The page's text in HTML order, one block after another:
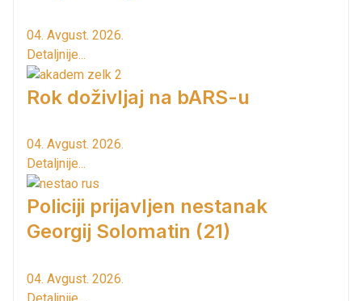
04. Avgust. 2026.
Detaljnije...
Rok doživljaj na bARS-u
04. Avgust. 2026.
Detaljnije...
Policiji prijavljen nestanak
Georgij Solomatin (21)
04. Avgust. 2026.